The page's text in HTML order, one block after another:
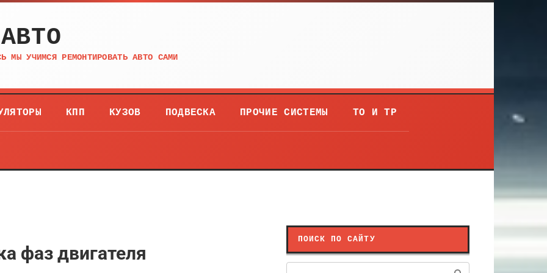
МЫ УЧИМСЯ РЕМОНТИРОВАТЬ АВТО САМИ
КПП КУЗОВ ПОДВЕСКА ПРОЧИЕ СИСТЕМЫ ТО И ТР
фаз двигателя
ПОИСК ПО САЙТУ